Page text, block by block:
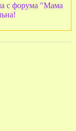
с форума "Мама